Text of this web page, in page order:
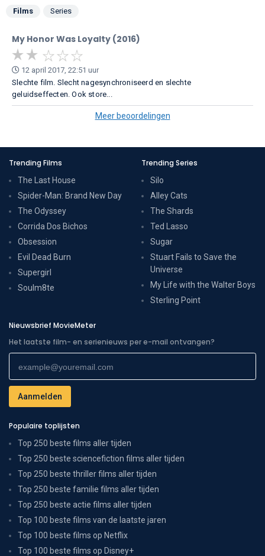
Films Series
My Honor Was Loyalty (2016)
12 april 2017, 22:51 uur
Slechte film. Slecht nagesynchroniseerd en slechte
geluidseffecten. Ook store...
Meer beoordelingen
Trending Films
The Last House
Spider-Man: Brand New Day
The Odyssey
Corrida Dos Bichos
Obsession
Evil Dead Burn
Supergirl
Soulm8te
Trending Series
Silo
Alley Cats
The Shards
Ted Lasso
Sugar
Stuart Fails to Save the
Universe
My Life with the Walter Boys
Sterling Point
Nieuwsbrief MovieMeter
Het laatste film- en serienieuws per e-mail ontvangen?
Populaire toplijsten
Top 250 beste films aller tijden
Top 250 beste sciencefiction films aller tijden
Top 250 beste thriller films aller tijden
Top 250 beste familie films aller tijden
Top 250 beste actie films aller tijden
Top 100 beste films van de laatste jaren
Top 100 beste films op Netflix
Top 100 beste films op Disney+